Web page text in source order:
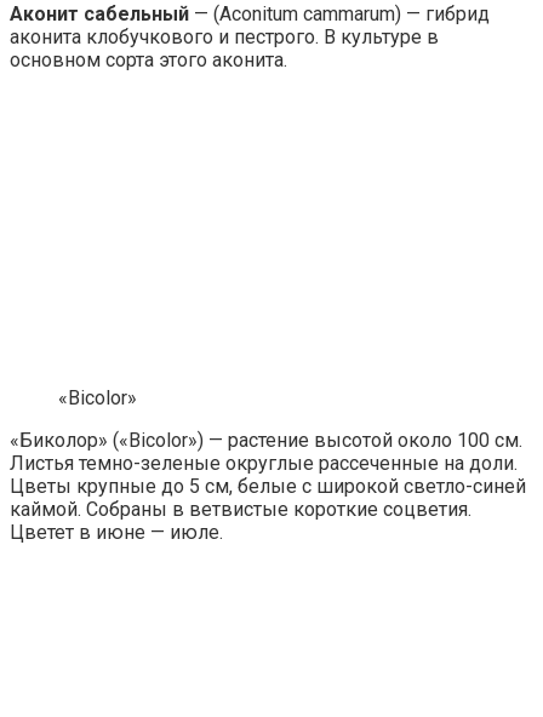
Аконит сабельный — (Aconitum cammarum) — гибрид
аконита клобучкового и пестрого. В культуре в
основном сорта этого аконита.
«Bicolor»
«Биколор» («Bicolor») — растение высотой около 100 см.
Листья темно-зеленые округлые рассеченные на доли.
Цветы крупные до 5 см, белые с широкой светло-синей
каймой. Собраны в ветвистые короткие соцветия.
Цветет в июне — июле.